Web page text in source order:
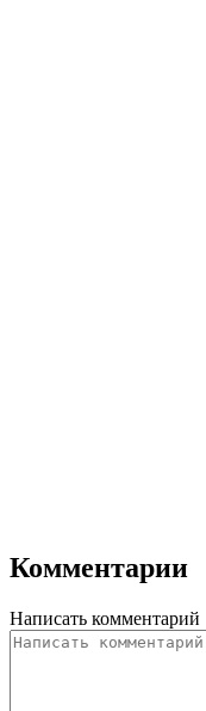
Комментарии
Написать комментарий